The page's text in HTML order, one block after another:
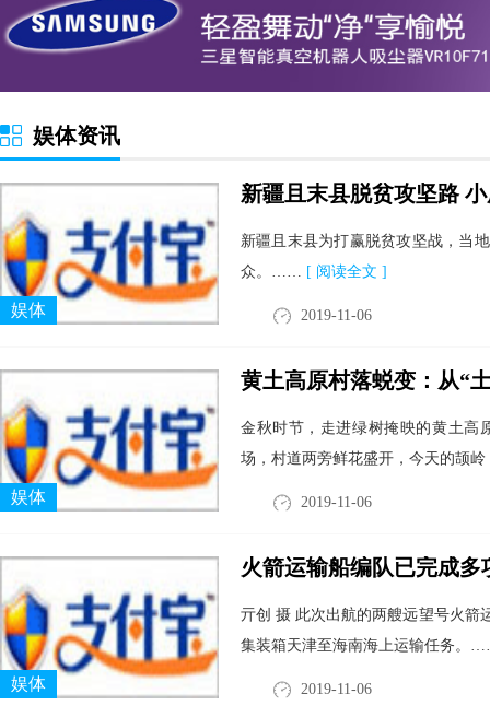
娱体资讯
娱体
新疆且末县脱贫攻坚路
新疆且末县为打赢脱贫攻坚战，当
众。…… [ 阅读全文 ]
2019-11-06
娱体
黄土高原村落蜕变：从“
金秋时节，走进绿树掩映的黄土高
场，村道两旁鲜花盛开，今天的颉
2019-11-06
娱体
火箭运输船编队已完成
亓创 摄 此次出航的两艘远望号火箭
集装箱天津至海南海上运输任务。
2019-11-06